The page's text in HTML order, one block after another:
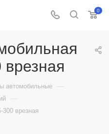
0
автомобильные —
—
врезная